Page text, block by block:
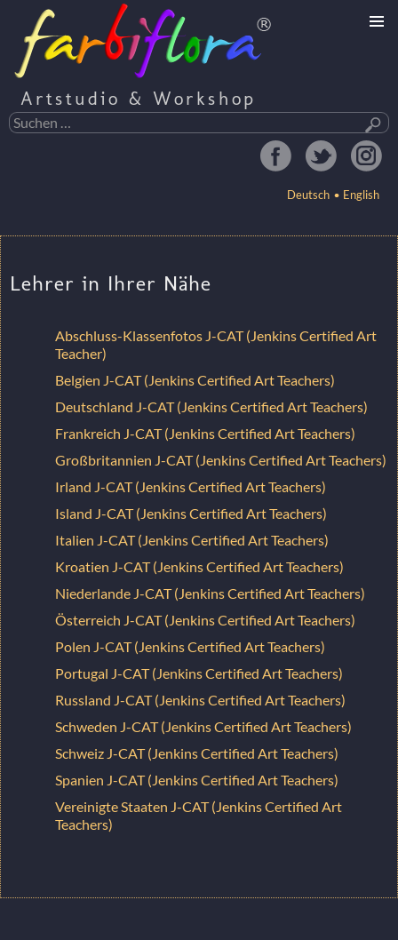
Artstudio & Workshop
Suchen
nach:
English
Deutsch
SPRINGEN
Lehrer in Ihrer Nähe
Abschluss-Klassenfotos J-CAT (Jenkins Certified Art
Teacher)
Belgien J-CAT (Jenkins Certified Art Teachers)
Deutschland J-CAT (Jenkins Certified Art Teachers)
Frankreich J-CAT (Jenkins Certified Art Teachers)
Großbritannien J-CAT (Jenkins Certified Art Teachers)
Irland J-CAT (Jenkins Certified Art Teachers)
Island J-CAT (Jenkins Certified Art Teachers)
Italien J-CAT (Jenkins Certified Art Teachers)
Kroatien J-CAT (Jenkins Certified Art Teachers)
Niederlande J-CAT (Jenkins Certified Art Teachers)
Österreich J-CAT (Jenkins Certified Art Teachers)
Polen J-CAT (Jenkins Certified Art Teachers)
Portugal J-CAT (Jenkins Certified Art Teachers)
Russland J-CAT (Jenkins Certified Art Teachers)
Schweden J-CAT (Jenkins Certified Art Teachers)
Schweiz J-CAT (Jenkins Certified Art Teachers)
Spanien J-CAT (Jenkins Certified Art Teachers)
Vereinigte Staaten J-CAT (Jenkins Certified Art
Teachers)